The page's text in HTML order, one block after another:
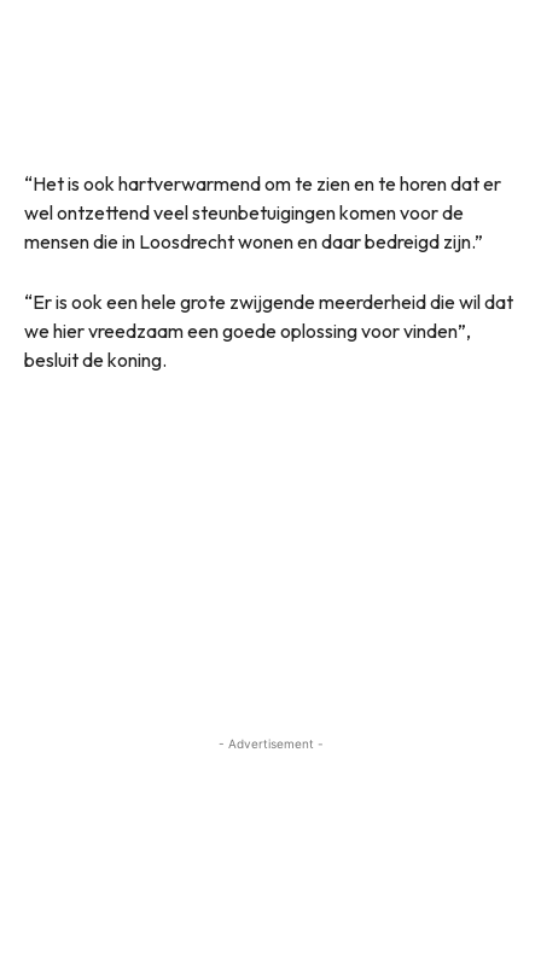
“Het is ook hartverwarmend om te zien en te horen dat er
wel ontzettend veel steunbetuigingen komen voor de
mensen die in Loosdrecht wonen en daar bedreigd zijn.”
“Er is ook een hele grote zwijgende meerderheid die wil dat
we hier vreedzaam een goede oplossing voor vinden”,
besluit de koning.
- Advertisement -